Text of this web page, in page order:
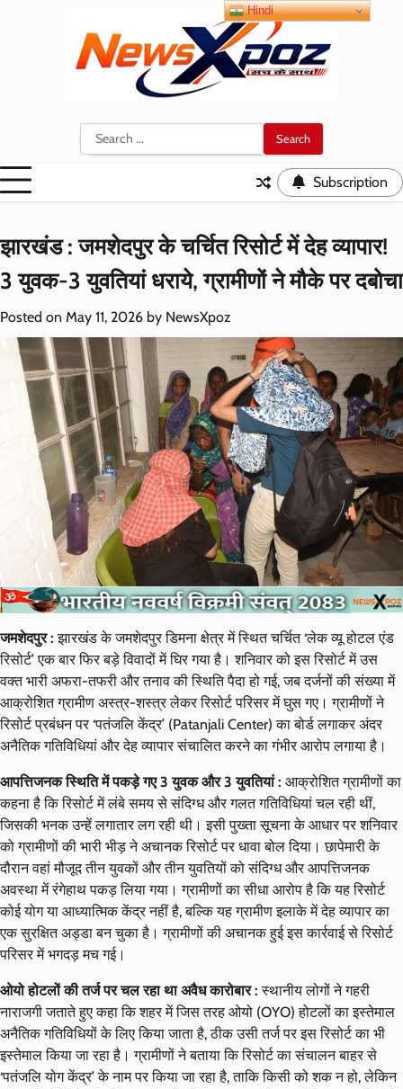
Search
for:
Subscription
झारखंड : जमशेदपुर के चर्चित रिसोर्ट में देह व्यापार!
3 युवक-3 युवतियां धराये, ग्रामीणों ने मौके पर दबोचा
Posted on May 11, 2026 by NewsXpoz
जमशेदपुर : झारखंड के जमशेदपुर डिमना क्षेत्र में स्थित चर्चित ‘लेक व्यू होटल एंड
रिसोर्ट’ एक बार फिर बड़े विवादों में घिर गया है। शनिवार को इस रिसोर्ट में उस
वक्त भारी अफरा-तफरी और तनाव की स्थिति पैदा हो गई, जब दर्जनों की संख्या में
आक्रोशित ग्रामीण अस्त्र-शस्त्र लेकर रिसोर्ट परिसर में घुस गए। ग्रामीणों ने
रिसोर्ट प्रबंधन पर ‘पतंजलि केंद्र’ (Patanjali Center) का बोर्ड लगाकर अंदर
अनैतिक गतिविधियां और देह व्यापार संचालित करने का गंभीर आरोप लगाया है।
आपत्तिजनक स्थिति में पकड़े गए 3 युवक और 3 युवतियां : आक्रोशित ग्रामीणों का
कहना है कि रिसोर्ट में लंबे समय से संदिग्ध और गलत गतिविधियां चल रही थीं,
जिसकी भनक उन्हें लगातार लग रही थी। इसी पुख्ता सूचना के आधार पर शनिवार
को ग्रामीणों की भारी भीड़ ने अचानक रिसोर्ट पर धावा बोल दिया। छापेमारी के
दौरान वहां मौजूद तीन युवकों और तीन युवतियों को संदिग्ध और आपत्तिजनक
अवस्था में रंगेहाथ पकड़ लिया गया। ग्रामीणों का सीधा आरोप है कि यह रिसोर्ट
कोई योग या आध्यात्मिक केंद्र नहीं है, बल्कि यह ग्रामीण इलाके में देह व्यापार का
एक सुरक्षित अड्डा बन चुका है। ग्रामीणों की अचानक हुई इस कार्रवाई से रिसोर्ट
परिसर में भगदड़ मच गई।
ओयो होटलों की तर्ज पर चल रहा था अवैध कारोबार : स्थानीय लोगों ने गहरी
नाराजगी जताते हुए कहा कि शहर में जिस तरह ओयो (OYO) होटलों का इस्तेमाल
अनैतिक गतिविधियों के लिए किया जाता है, ठीक उसी तर्ज पर इस रिसोर्ट का भी
इस्तेमाल किया जा रहा है। ग्रामीणों ने बताया कि रिसोर्ट का संचालन बाहर से
‘पतंजलि योग केंद्र’ के नाम पर किया जा रहा है, ताकि किसी को शक न हो, लेकिन
Hindi